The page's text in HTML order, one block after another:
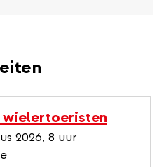
wielertoeristen
2026, 8 uur